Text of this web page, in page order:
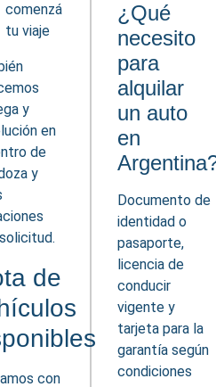
comenzá
tu viaje
y
en
de
y
de
con
¿Qué
necesito
para
alquilar
un auto
en
Documento de
identidad o
pasaporte,
licencia de
conducir
vigente y
tarjeta para la
garantía según
condiciones